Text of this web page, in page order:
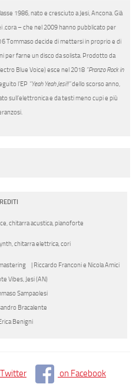
1986, nato e cresciuto a Jesi, Ancona. Già
– che nel 2009 hanno pubblicato per
Tommaso decide di mettersi in proprio e di
per farne un disco da solista. Prodotto da
Blue Voice) esce nel 2018 “Pranzo Rock in
l’EP “Yeah Yeah Jesi!!”dello scorso anno,
sull’elettronica e da testi meno cupi e più
chitarra acustica, pianoforte
chitarra elettrica, cori
| Riccardo Franconi e Nicola Amici
Vibes, Jesi (AN)
Sampaolesi
Bracalente
Benigni
on Facebook